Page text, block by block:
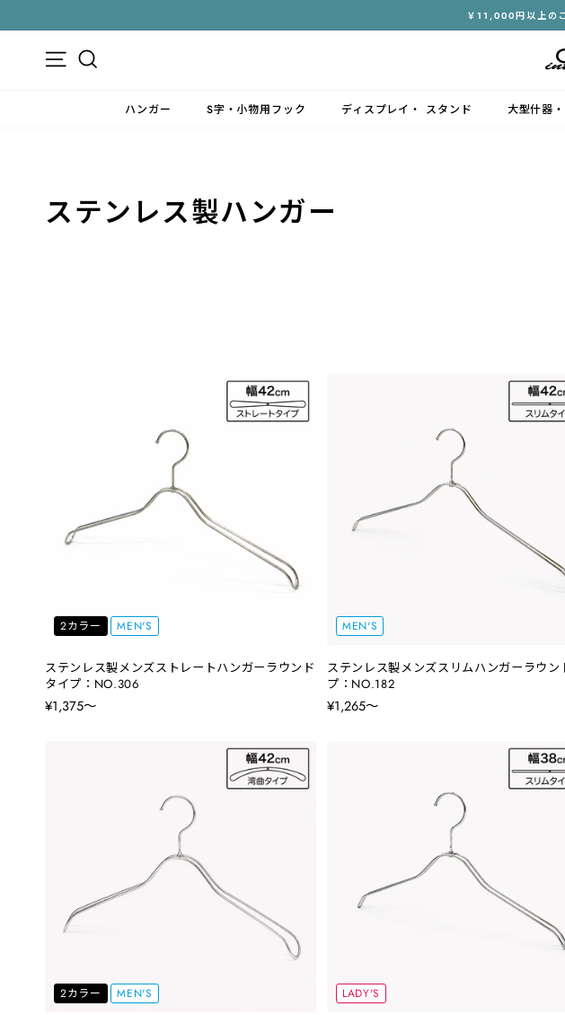
キ
￥11,000円以上の
メニュー
ハンガー S字・小物用フック ディスプレイ・ スタンド 大型什器
ステンレス製ハンガー
2カラー MEN'S
ステンレス製メンズストレートハンガーラウンド
タイプ：NO.306
¥1,375〜
MEN'S
ステンレス製メンズスリムハンガーラウン
プ：NO.182
¥1,265〜
2カラー MEN'S LADY'S